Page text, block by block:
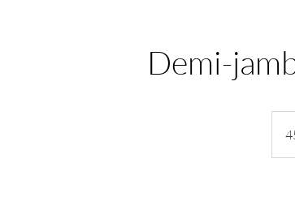
Demi-